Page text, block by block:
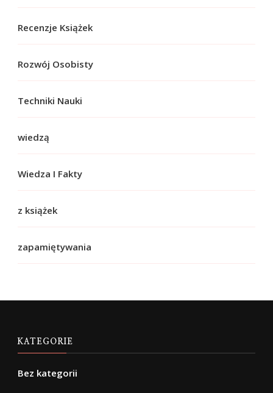
Recenzje Książek
Rozwój Osobisty
Techniki Nauki
wiedzą
Wiedza I Fakty
z książek
zapamiętywania
KATEGORIE
Bez kategorii